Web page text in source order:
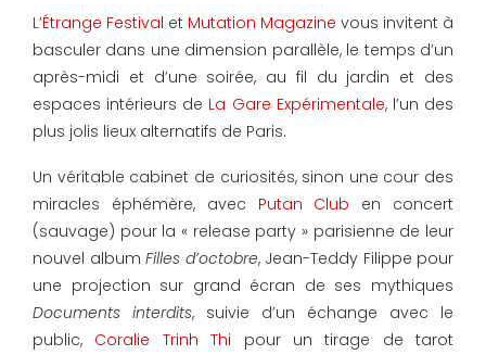
L’Étrange Festival et Mutation Magazine vous invitent à
basculer dans une dimension parallèle, le temps d’un
après-midi et d’une soirée, au fil du jardin et des
espaces intérieurs de La Gare Expérimentale, l’un des
plus jolis lieux alternatifs de Paris.
Un véritable cabinet de curiosités, sinon une cour des
miracles éphémère, avec Putan Club en concert
(sauvage) pour la « release party » parisienne de leur
nouvel album Filles d’octobre, Jean-Teddy Filippe pour
une projection sur grand écran de ses mythiques
Documents interdits, suivie d’un échange avec le
public, Coralie Trinh Thi pour un tirage de tarot